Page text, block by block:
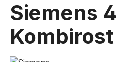
Siemens
Kombirost